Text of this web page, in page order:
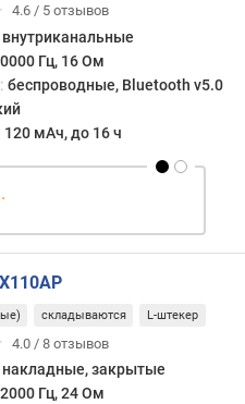
4.6 / 5 отзывов
внутриканальные
Гц, 16 Ом
беспроводные, Bluetooth v5.0
120 мАч, до 16 ч
складываются L-штекер
4.0 /8 отзывов
накладные, закрытые
Гц, 24 Ом